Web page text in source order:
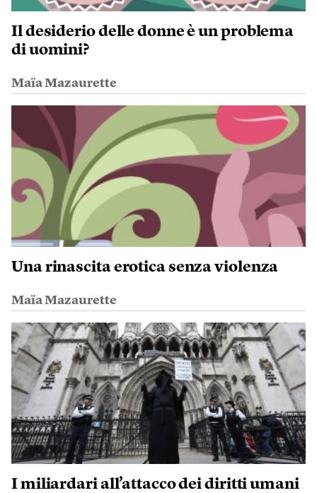
Il desiderio delle donne è un problema
di uomini?
Maïa Mazaurette
Una rinascita erotica senza violenza
Maïa Mazaurette
I miliardari all’attacco dei diritti umani